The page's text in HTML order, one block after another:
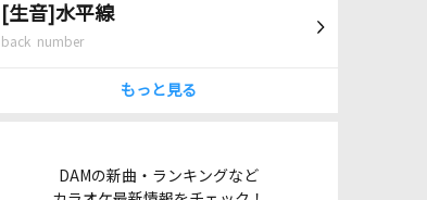
[生音]水平線
back number
もっと見る
DAMの新曲・ランキングなど